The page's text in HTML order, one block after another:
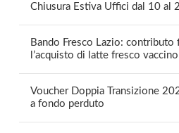
Chiusura Estiva Uffici dal 10 al
Bando Fresco Lazio: contributo
l’acquisto di latte fresco vaccino
Voucher Doppia Transizione
a fondo perduto